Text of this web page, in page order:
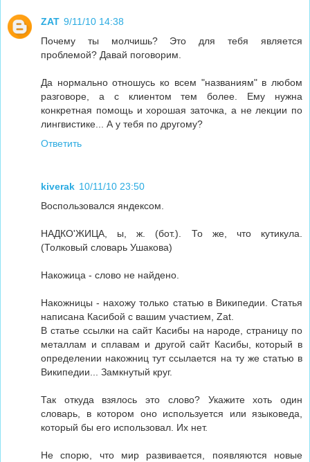
ZAT 9/11/10 14:38
Почему ты молчишь? Это для тебя является
проблемой? Давай поговорим.
Да нормально отношусь ко всем "названиям" в любом
разговоре, а с клиентом тем более. Ему нужна
конкретная помощь и хорошая заточка, а не лекции по
лингвистике... А у тебя по другому?
Ответить
kiverak 10/11/10 23:50
Воспользовался яндексом.
НАДКО'ЖИЦА, ы, ж. (бот.). То же, что кутикула.
(Толковый словарь Ушакова)
Накожица - слово не найдено.
Накожницы - нахожу только статью в Википедии. Статья
написана Касибой с вашим участием, Zat.
В статье ссылки на сайт Касибы на народе, страницу по
металлам и сплавам и другой сайт Касибы, который в
определении накожниц тут ссылается на ту же статью в
Википедии... Замкнутый круг.
Так откуда взялось это слово? Укажите хоть один
словарь, в котором оно используется или языковеда,
который бы его использовал. Их нет.
Не спорю, что мир развивается, появляются новые